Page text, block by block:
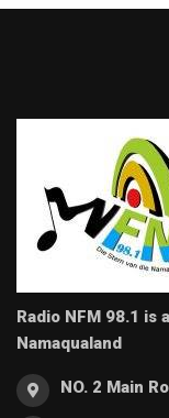
Radio NFM 98.1
Namaqualand
NO. 2 Main